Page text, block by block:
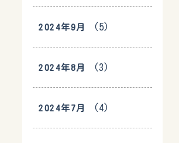
2024年9月 (5)
2024年8月 (3)
2024年7月 (4)